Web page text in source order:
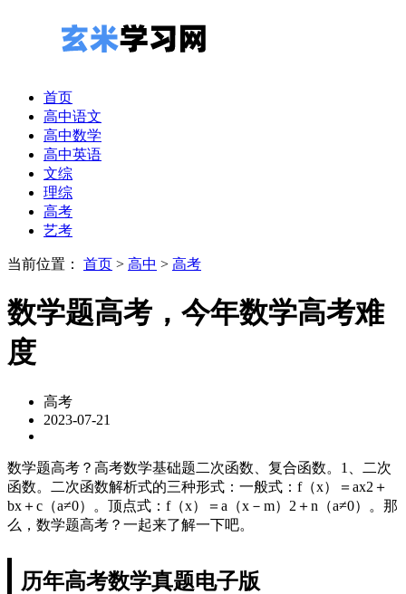
首页
高中语文
高中数学
高中英语
文综
理综
高考
艺考
当前位置： 首页 > 高中 > 高考
数学题高考，今年数学高考难
度
高考
2023-07-21
数学题高考？高考数学基础题二次函数、复合函数。1、二次
函数。二次函数解析式的三种形式：一般式：f（x）＝ax2＋
bx＋c（a≠0）。顶点式：f（x）＝a（x－m）2＋n（a≠0）。那
么，数学题高考？一起来了解一下吧。
历年高考数学真题电子版